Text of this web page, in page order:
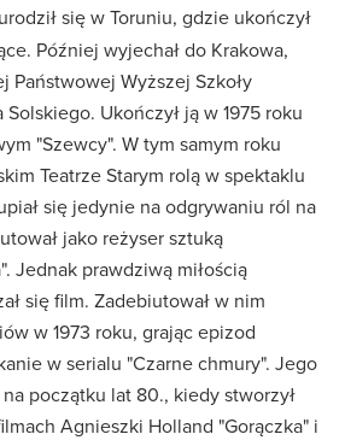
się w Toruniu, gdzie ukończył
Później wyjechał do Krakowa,
Państwowej Wyższej Szkoły
Ukończył ją w 1975 roku
"Szewcy". W tym samym roku
Teatrze Starym rolą w spektaklu
się jedynie na odgrywaniu ról na
jako reżyser sztuką
Jednak prawdziwą miłością
się film. Zadebiutował w nim
w 1973 roku, grając epizod
w serialu "Czarne chmury". Jego
na początku lat 80., kiedy stworzył
Agnieszki Holland "Gorączka" i